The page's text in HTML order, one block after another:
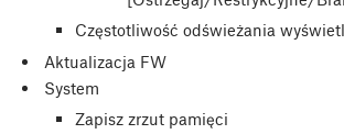
Częstotliwość odświeżania
Aktualizacja FW
System
Zapisz zrzut pamięci